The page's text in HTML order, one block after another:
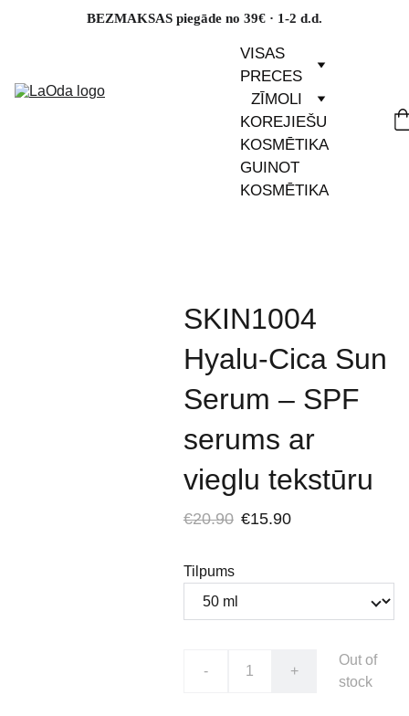
BEZMAKSAS piegāde no 39€ · 1-2 d.d.
VISAS
PRECES
ZĪMOLI
KOREJIEŠU
KOSMĒTIKA
GUINOT
KOSMĒTIKA
SKIN1004
Hyalu-Cica Sun
Serum – SPF
serums ar
vieglu tekstūru
€20.90 €15.90
Tilpums
- +
Out of
stock